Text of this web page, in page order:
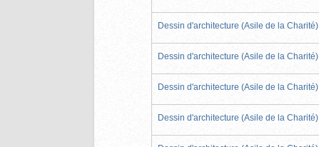
Dessin d'architecture (Asile de la Charité)
Dessin d'architecture (Asile de la Charité)
Dessin d'architecture (Asile de la Charité)
Dessin d'architecture (Asile de la Charité)